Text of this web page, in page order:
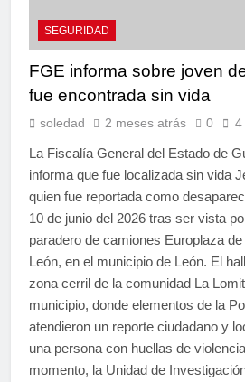
SEGURIDAD
FGE informa sobre joven
fue encontrada sin vida
soledad 2 meses atrás 0 4
La Fiscalía General del Estado de
informa que fue localizada sin vida
quien fue reportada como
10 de junio del 2026 tras ser vista
paradero de camiones Europlaza
León, en el municipio de León. El
zona cerril de la comunidad La
municipio, donde elementos de la
atendieron un reporte ciudadano y
una persona con huellas de
momento, la Unidad de